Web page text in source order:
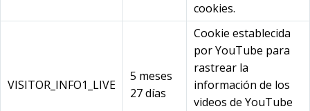
cookies.
VISITOR_INFO1_LIVE
5 meses
27 días
Cookie establecida
por YouTube para
rastrear la
información de los
videos de YouTube